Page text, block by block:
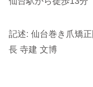
記述: 仙台巻き爪矯
長 寺建 文博